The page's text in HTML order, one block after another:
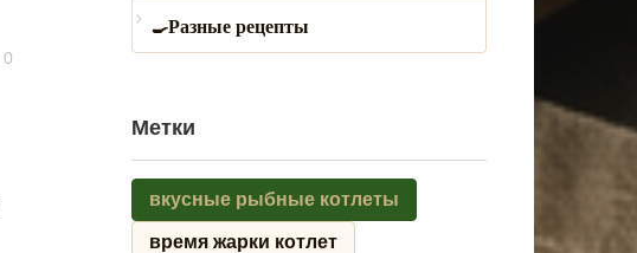
0
Разные рецепты
Метки
вкусные рыбные котлеты
время жарки котлет